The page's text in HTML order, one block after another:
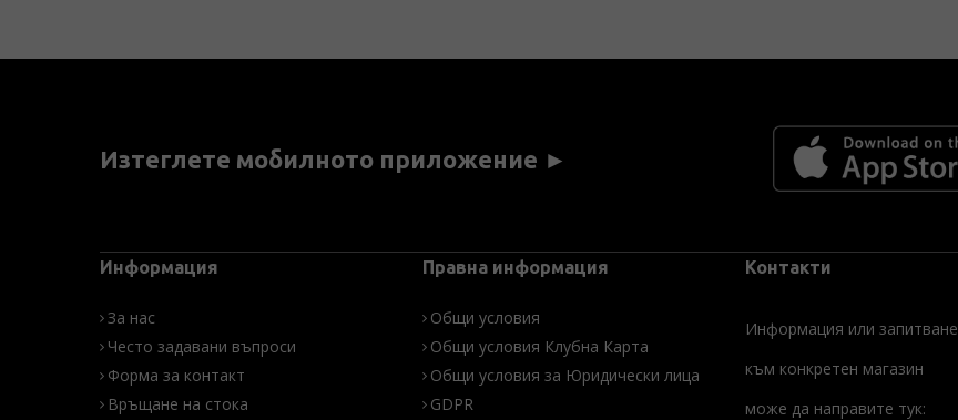
Изтеглете мобилното приложение ►
Информация
За нас
Често задавани въпроси
Форма за контакт
Връщане на стока
Правна информация
Общи условия
Общи условия Клубна Карта
Общи условия за Юридически лица
GDPR
Контакти
Информация или запитване
към конкретен магазин
може да направите тук: